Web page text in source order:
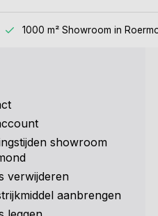
1000 m² Showroom in
showroom
verwijderen
aanbrengen